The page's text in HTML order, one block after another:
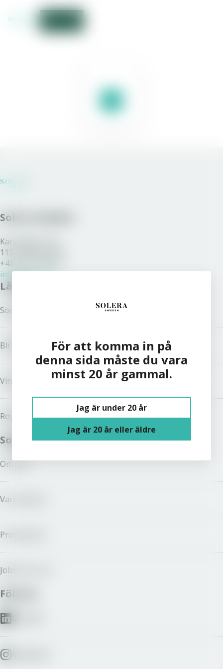
För att komma in på
denna sida måste du vara
minst 20 år gammal.
Jag är under 20 år
Jag är 20 år eller äldre
Solera Sweden
Karlavägen 108
115 26 Stockholm
+46 200 77 80 70
info@solera.se
Länkar
Sortiment
Bli kund
Vinston
Royal Unibrew
Solera
Om oss
Varumärken
Producenter
Jobba hos oss
Följ oss